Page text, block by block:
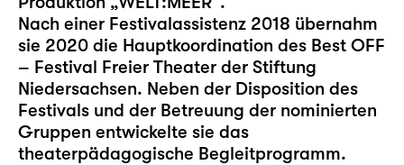
Nach einer Festivalassistenz 2018 übernahm
sie 2020 die Hauptkoordination des Best OFF
– Festival Freier Theater der Stiftung
Niedersachsen. Neben der Disposition des
Festivals und der Betreuung der nominierten
Gruppen entwickelte sie das
theaterpädagogische Begleitprogramm.